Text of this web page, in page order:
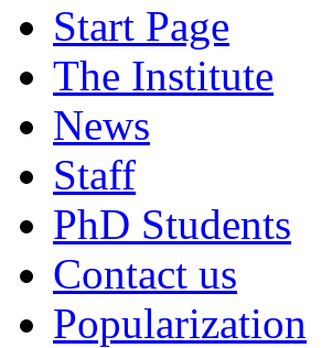
Start Page
The Institute
News
Staff
PhD Students
Contact us
Popularization